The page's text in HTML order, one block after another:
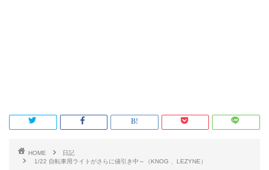
HOME
日記
1/22 自転車用ライトがさらに値引き中～（KNOG 、LEZYNE）